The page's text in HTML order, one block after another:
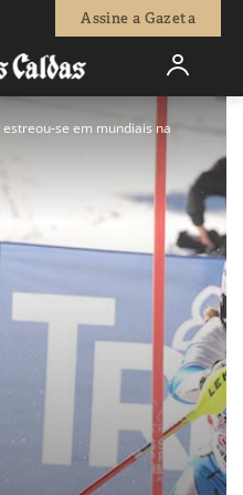
Assine a Gazeta
se em mundiais na